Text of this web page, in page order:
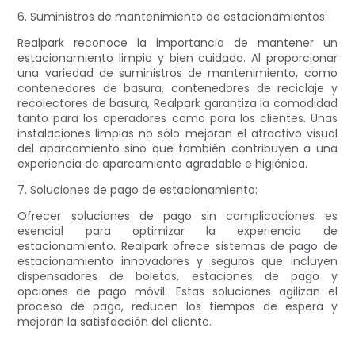
6. Suministros de mantenimiento de estacionamientos:
Realpark reconoce la importancia de mantener un
estacionamiento limpio y bien cuidado. Al proporcionar
una variedad de suministros de mantenimiento, como
contenedores de basura, contenedores de reciclaje y
recolectores de basura, Realpark garantiza la comodidad
tanto para los operadores como para los clientes. Unas
instalaciones limpias no sólo mejoran el atractivo visual
del aparcamiento sino que también contribuyen a una
experiencia de aparcamiento agradable e higiénica.
7. Soluciones de pago de estacionamiento:
Ofrecer soluciones de pago sin complicaciones es
esencial para optimizar la experiencia de
estacionamiento. Realpark ofrece sistemas de pago de
estacionamiento innovadores y seguros que incluyen
dispensadores de boletos, estaciones de pago y
opciones de pago móvil. Estas soluciones agilizan el
proceso de pago, reducen los tiempos de espera y
mejoran la satisfacción del cliente.